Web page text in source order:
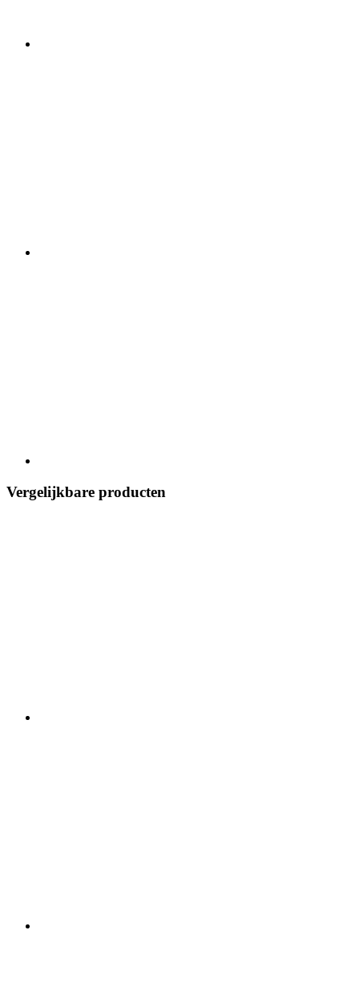
Vergelijkbare producten